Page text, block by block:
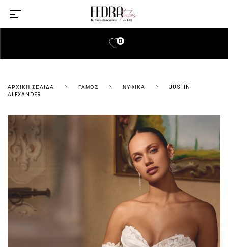
0
ΑΡΧΙΚΉ ΣΕΛΊΔΑ ΓΆΜΟΣ ΝΥΦΙΚΆ
JUSTIN
ALEXANDER